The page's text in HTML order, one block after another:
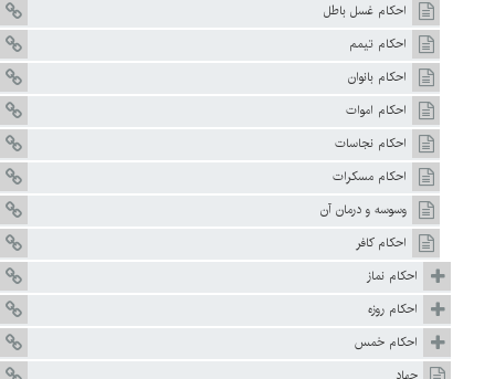
احکام غسل باطل‏
احكام تيمم
احكام بانوان
احکام اموات‏
احکام نجاسات‏
احکام مسکرات‏
وسوسه و درمان آن‏
احكام كافر
احكام نماز
احكام روزه
احكام خمس